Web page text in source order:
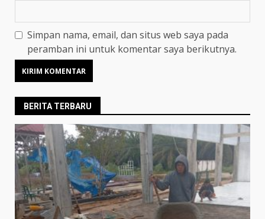
Simpan nama, email, dan situs web saya pada
peramban ini untuk komentar saya berikutnya.
BERITA TERBARU